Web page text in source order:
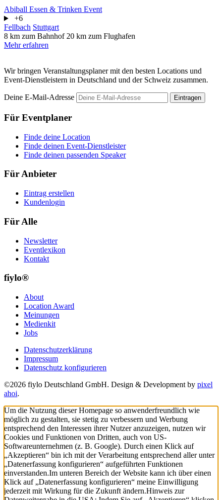
Abiball Essen & Trinken Event
+6
Fellbach Stuttgart
8 km zum Bahnhof 20 km zum Flughafen
Mehr erfahren
Wir bringen Veranstaltungsplaner mit den besten Locations und
Event-Dienstleistern in Deutschland und der Schweiz zusammen.
Deine E-Mail-Adresse Eintragen
Für Eventplaner
Finde deine Location
Finde deinen Event-Dienstleister
Finde deinen passenden Speaker
Für Anbieter
Eintrag erstellen
Kundenlogin
Für Alle
Newsletter
Eventlexikon
Kontakt
fiylo®
About
Location Award
Meinungen
Medienkit
Jobs
Datenschutzerklärung
Impressum
Datenschutz konfigurieren
©2026 fiylo Deutschland GmbH. Design & Development by pixel
ahoi.
Um die Nutzung dieser Homepage so anwenderfreundlich wie
möglich zu gestalten, sie stetig zu verbessern und Werbung
entsprechend den Interessen ihrer Nutzer anzuzeigen, nutzen wir
Cookies und Funktionen von Dritten, auch von US-
Softwareunternehmen (z. B. Google). Durch einen Klick auf
„Akzeptieren“ bin ich mit der Verarbeitung entsprechend aller unter
„Datenerfassung konfigurieren“ aufgeführten Funktionen
einverstanden.Im unteren Bereich der Website kann ich über einen
Klick auf „Datenerfassung konfigurieren“ meine Einwilligung
jederzeit mit Wirkung für die Zukunft ändern.Hinweis zur